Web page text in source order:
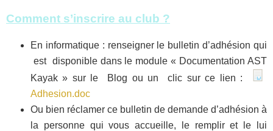
Comment s’inscrire au club ?
En informatique : renseigner le bulletin d’adhésion qui
est disponible dans le module « Documentation AST
Kayak » sur le Blog ou un clic sur ce lien :
Adhesion.doc
Ou bien réclamer ce bulletin de demande d’adhésion à
la personne qui vous accueille, le remplir et le lui